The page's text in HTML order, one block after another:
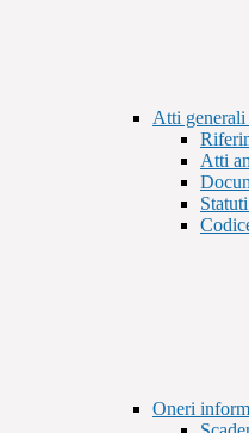
Atti generali
Atti
Oneri